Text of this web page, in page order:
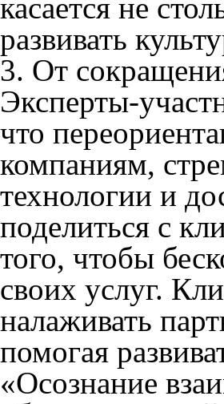
касается не
развивать
3. От
Эксперты-
что
компаниям,
технологии и
поделиться с
того, чтобы
своих услуг.
налаживать
помогая
«Осознание